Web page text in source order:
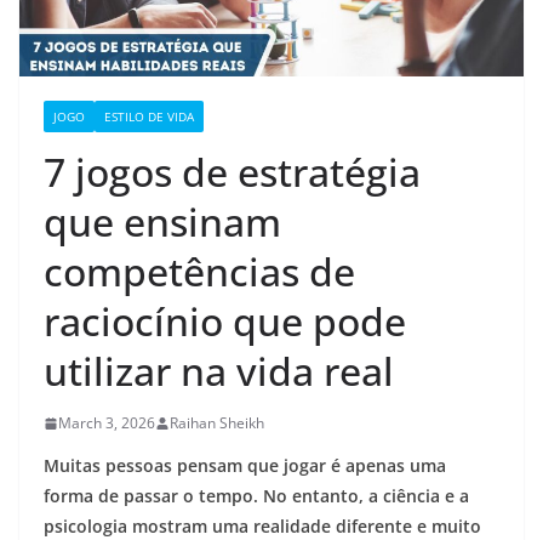
JOGO ESTILO DE VIDA
7 jogos de estratégia
que ensinam
competências de
raciocínio que pode
utilizar na vida real
March 3, 2026 Raihan Sheikh
Muitas pessoas pensam que jogar é apenas uma
forma de passar o tempo. No entanto, a ciência e a
psicologia mostram uma realidade diferente e muito